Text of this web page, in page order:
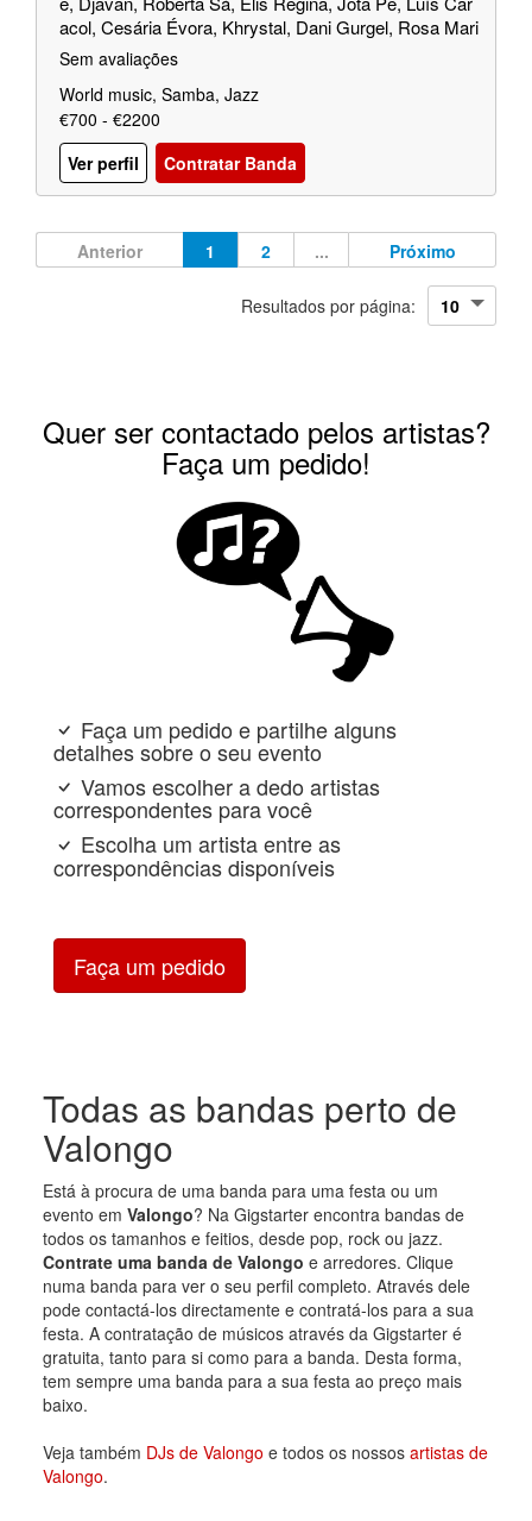
acol, Cesária Évora, Khrystal, Dani Gurgel, Rosa Mari
a Passos
Sem avaliações
World music, Samba, Jazz
€700 - €2200
Ver perfil
Contratar Banda
Anterior 1 2 ... Próximo
Resultados por página:
Quer ser contactado pelos artistas?
Faça um pedido!
Faça um pedido e partilhe alguns
detalhes sobre o seu evento
Vamos escolher a dedo artistas
correspondentes para você
Escolha um artista entre as
correspondências disponíveis
Faça um pedido
Todas as bandas perto de
Valongo
Está à procura de uma banda para uma festa ou um
evento em Valongo? Na Gigstarter encontra bandas de
todos os tamanhos e feitios, desde pop, rock ou jazz.
Contrate uma banda de Valongo e arredores. Clique
numa banda para ver o seu perfil completo. Através dele
pode contactá-los directamente e contratá-los para a sua
festa. A contratação de músicos através da Gigstarter é
gratuita, tanto para si como para a banda. Desta forma,
tem sempre uma banda para a sua festa ao preço mais
baixo.
Veja também DJs de Valongo e todos os nossos artistas de
Valongo.